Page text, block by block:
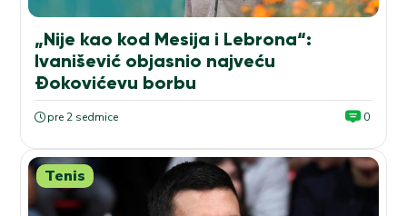
„Nije kao kod Mesija i Lebrona“:
Ivanišević objasnio najveću
Đokovićevu borbu
pre 2 sedmice 0
Tenis